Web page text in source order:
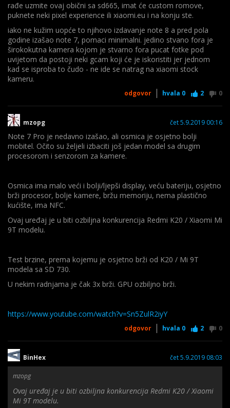
rađe uzmite ovaj obični sa sd665, imat će custom romove,
puknete neki pixel experience ili xiaomi.eu i na konju ste.
iako ne kužim uopće to njihovo izdavanje note 8 a pred pola
godine izašao note 7, pomaci minimalni. jedino stvano fora je
širokokutna kamera kojom je stvarno fora pucat fotke pod
uvijetom da postoji neki gcam koji će je iskoristiti jer jednom
kad se isproba to čudo - ne ide se natrag na xiaomi stock
kameru.
odgovor hvala 0 2 0
mzopg čet 5.9.2019 00:16
Note 7 Pro je nedavno izašao, ali osmica je osjetno bolji
mobitel. Očito su željeli izbaciti još jedan model sa drugim
procesorom i senzorom za kamere.
Osmica ima malo veći i bolji/ljepši display, veću bateriju, osjetno
brži procesor, bolje kamere, bržu memoriju, nema plastično
kućište, ima NFC.
Ovaj uređaj je u biti ozbiljna konkurencija Redmi K20 / Xiaomi Mi
9T modelu.
Test brzine, prema kojemu je osjetno brži od K20 / Mi 9T
modela sa SD 730.
U nekim radnjama je čak 3x brži. GPU ozbiljno brži.
https://www.youtube.com/watch?v=Sn5ZulR2iyY
odgovor hvala 0 2 0
BinHex čet 5.9.2019 08:03
mzopg
Ovaj uređaj je u biti ozbiljna konkurencija Redmi K20 / Xiaomi
Mi 9T modelu.